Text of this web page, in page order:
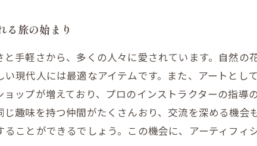
アーティフィシャルフラワーで彩る日常生活の楽しみ
る旅の始まり
手軽さから、多くの人々に愛されています。自然
現代人には最適なアイテムです。また、アートとし
ップが増えており、プロのインストラクターの指導
趣味を持つ仲間がたくさんおり、交流を深める機会
ことができるでしょう。この機会に、アーティフィ